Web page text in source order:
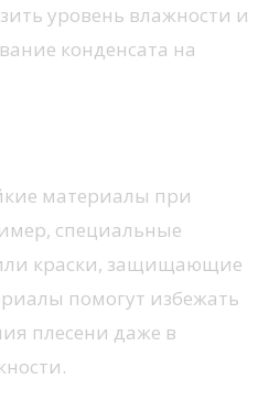
уровень влажности и
конденсата на
материалы при
специальные
краски, защищающие
помогут избежать
плесени даже в